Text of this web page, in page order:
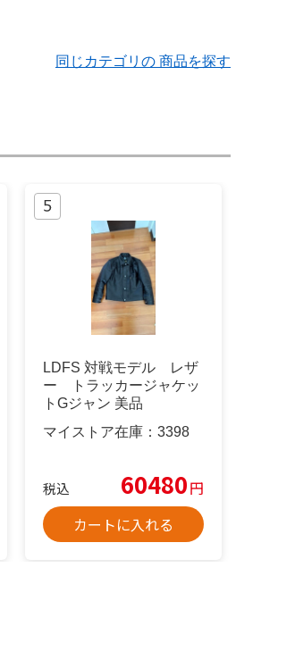
同じカテゴリの 商品を探す
LDFS 対戦モデル レザ
ー トラッカージャケッ
トGジャン 美品
マイストア在庫： 3398
税込 60480円
カートに入れる